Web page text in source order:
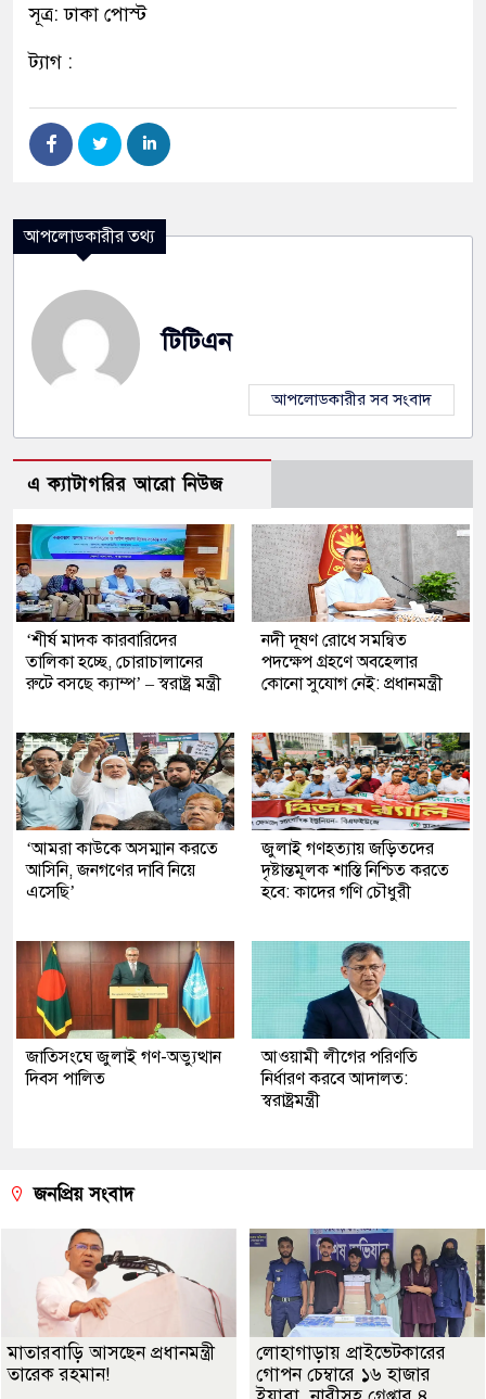
সূত্র: ঢাকা পোস্ট
ট্যাগ :
আপলোডকারীর তথ্য
টিটিএন
আপলোডকারীর সব সংবাদ
এ ক্যাটাগরির আরো নিউজ
‘শীর্ষ মাদক কারবারিদের
তালিকা হচ্ছে, চোরাচালানের
রুটে বসছে ক্যাম্প’ – স্বরাষ্ট্র মন্ত্রী
নদী দূষণ রোধে সমন্বিত
পদক্ষেপ গ্রহণে অবহেলার
কোনো সুযোগ নেই: প্রধানমন্ত্রী
‘আমরা কাউকে অসম্মান করতে
আসিনি, জনগণের দাবি নিয়ে
এসেছি’
জুলাই গণহত্যায় জড়িতদের
দৃষ্টান্তমূলক শাস্তি নিশ্চিত করতে
হবে: কাদের গণি চৌধুরী
জাতিসংঘে জুলাই গণ-অভ্যুত্থান
দিবস পালিত
আওয়ামী লীগের পরিণতি
নির্ধারণ করবে আদালত:
স্বরাষ্ট্রমন্ত্রী
জনপ্রিয় সংবাদ
মাতারবাড়ি আসছেন প্রধানমন্ত্রী
তারেক রহমান!
লোহাগাড়ায় প্রাইভেটকারের
গোপন চেম্বারে ১৬ হাজার